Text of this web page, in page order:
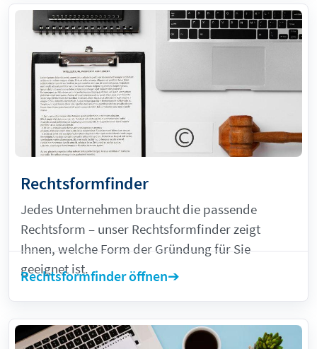
Rechtsformfinder
Jedes Unternehmen braucht die passende
Rechtsform – unser Rechtsformfinder zeigt
Ihnen, welche Form der Gründung für Sie
geeignet ist.
Rechtsformfinder öffnen